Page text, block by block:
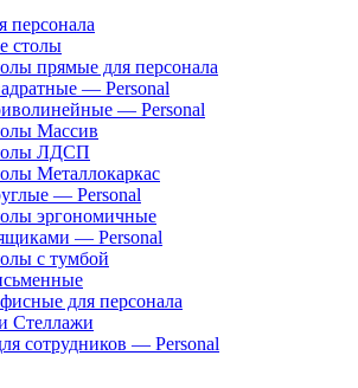
персонала
столы
прямые для персонала
— Personal
— Personal
Массив
ЛДСП
Металлокаркас
— Personal
эргономичные
— Personal
с тумбой
для персонала
Стеллажи
сотрудников — Personal